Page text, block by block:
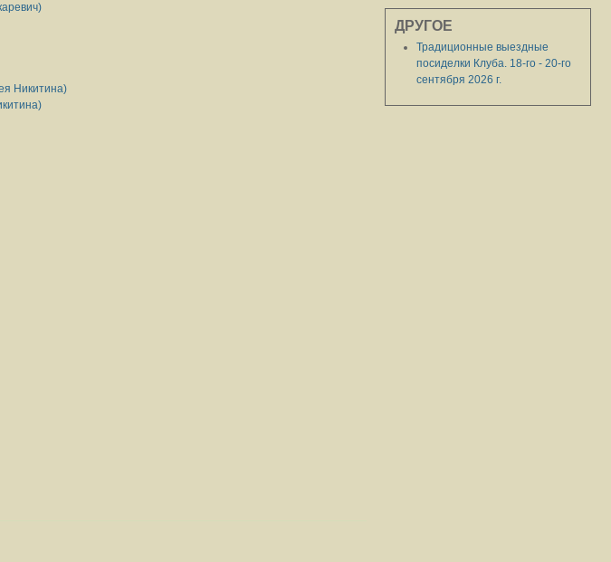
Никитина)
ДРУГОЕ
Традиционные выездные
посиделки Клуба. 18-го - 20-го
сентября 2026 г.